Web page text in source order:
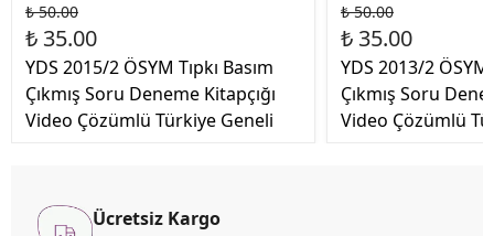
₺ 50.00
₺ 35.00
YDS 2015/2 ÖSYM Tıpkı Basım
Çıkmış Soru Deneme Kitapçığı
Video Çözümlü Türkiye Geneli
₺ 50.00
₺ 35.00
YDS 2013/2 ÖSYM
Çıkmış Soru
Video Çözümlü
Ücretsiz Kargo